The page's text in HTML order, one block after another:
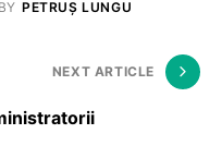
BY PETRUȘ LUNGU
NEXT ARTICLE